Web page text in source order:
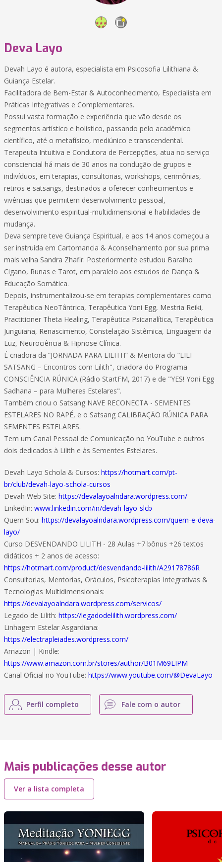
Deva Layo
Devah Layo é autora, especialista em Psicosofia Lilithiana &
Guiança Estelar.
Facilitadora de Bem-Estar & Autoconhecimento, Especialista em
Práticas Integrativas e Complementares.
Possui vasta formação e experiência que vão desde os
segmentos artístico e holístico, passando pelo acadêmico
científico, até o metafísico, mediúnico e transcendental.
Terapeuta Intuitiva e Condutora de Percepções, atua no serviço
consciencial há mais de 30 anos na condução de grupos e
indivíduos, em terapias, consultorias, workshops, cerimônias,
retiros e satsangs, destinados a oferecer conhecimentos e
vivências que permitem desenvolvimento pessoal,
desenvolvimento espiritual-multidimensional e habilidades de
mudança.
Deva sempre teve Guiança Espiritual, e aos 14 anos começou a
ser instruída em Cartomancia & Aconselhamento por sua prima
mais velha Sandra Zhafir. Posteriormente estudou Baralho
Cigano, Runas e Tarot, em paralelo aos estudos de Dança &
Educação Somática.
Depois, instrumentalizou-se em terapias complementares como
Terapêutica NeoTântrica, Terapêutica Yoni Egg, Mestria Reiki,
Practitioner Theta Healing, Terapêutica Psicanalítica, Terapêutica
Junguiana, Renascimento, Constelação Sistêmica, Linguagem da
Luz, Neurociência & Hipnose Clínica.
É criadora da “JORNADA PARA LILITH” & Mentora do “LILI
SATSANG – Encontros com Lilith", criadora do Programa
CONSCIÊNCIA RÚNICA (Rádio StartFM, 2017) e de "YES! Yoni Egg
Sadhana – para Mulheres Estelares".
Também criou o Satsang NAVE RECONECTA - SEMENTES
ESTELARES NO RAPÉ, e o Satsang CALIBRAÇÃO RÚNICA PARA
SEMENTES ESTELARES.
Tem um Canal Pessoal de Comunicação no YouTube e outros
dois dedicados à Lilith e às Sementes Estelares.
Devah Layo Schola & Cursos: https://hotmart.com/pt-
br/club/devah-layo-schola-cursos
Devah Web Site: https://devalayoalndara.wordpress.com/
LinkedIn: www.linkedin.com/in/devah-layo-slcb
Quem Sou: https://devalayoalndara.wordpress.com/quem-e-deva-
layo/
Curso DESVENDANDO LILITH - 28 Aulas +7 bônus +26 textos
didáticos + 2 anos de acesso:
https://hotmart.com/product/desvendando-lilith/A29178786R
Consultorias, Mentorias, Oráculos, Psicoterapias Integrativas &
Tecnologias Multidimensionais:
https://devalayoalndara.wordpress.com/servicos/
Legado de Lilith: https://legadodelilith.wordpress.com/
Linhagem Estelar Asgardiana:
https://electrapleiades.wordpress.com/
Amazon | Kindle:
https://www.amazon.com.br/stores/author/B01M69LIPM
Canal Oficial no YouTube: https://www.youtube.com/@DevaLayo
Perfil completo Fale com o autor
Mais publicações desse autor
Ver a lista completa